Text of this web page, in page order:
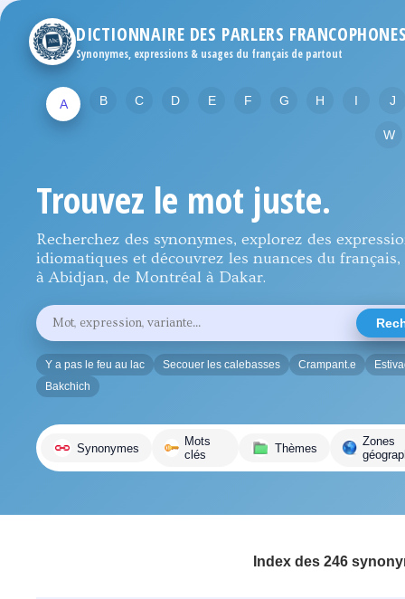
DICTIONNAIRE DES PARLERS
Synonymes, expressions & usages du français de partout
A B C D E F G H I J
W
Trouvez le mot juste.
Recherchez des synonymes, explorez des
idiomatiques et découvrez les nuances du français,
à Abidjan, de Montréal à Dakar.
Rechercher
un
mot,
une
expression
ou
une
Y a pas le feu au lac Secouer les calebasses Crampant.e
Bakchich
Synonymes
Mots
clés
Thèmes
Zones
Index des 246